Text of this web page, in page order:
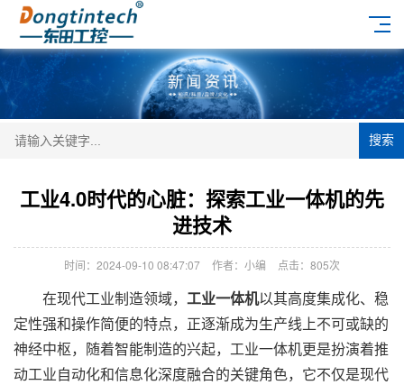
搜索
工业4.0时代的心脏：探索工业一体机的先
进技术
时间：2024-09-10 08:47:07 作者：小编 点击： 805次
在现代工业制造领域， 工业一体机以其高度集成化、稳
定性强和操作简便的特点，正逐渐成为生产线上不可或缺的
神经中枢，随着智能制造的兴起，工业一体机更是扮演着推
动工业自动化和信息化深度融合的关键角色，它不仅是现代